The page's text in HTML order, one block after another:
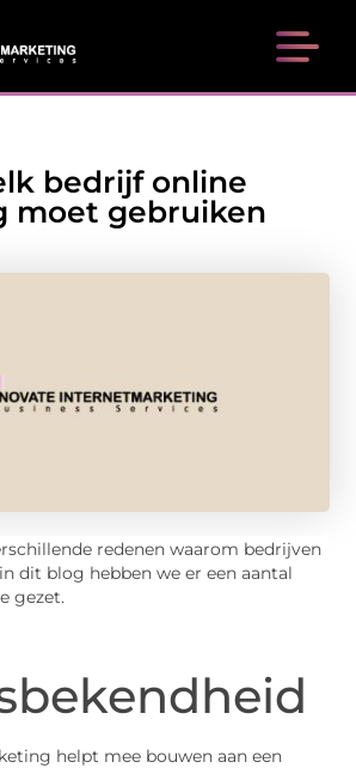
bedrijf online
moet gebruiken
redenen waarom bedrijven
dit blog hebben we er een aantal
gezet.
helpt mee bouwen aan een